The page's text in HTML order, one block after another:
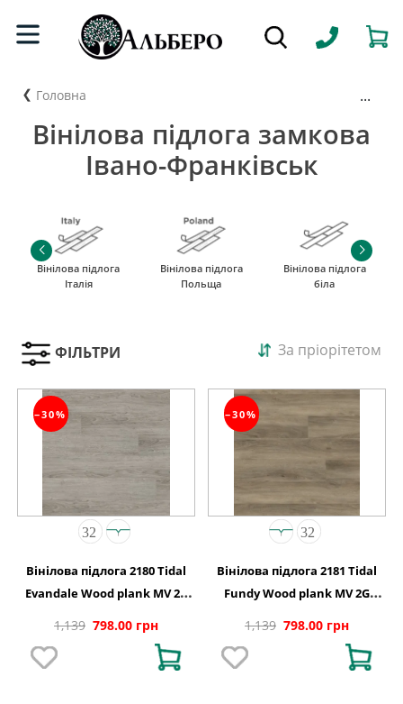
Головна ...
Вінілова підлога замкова
Івано-Франківськ
Вінілова підлога
Італія
Вінілова підлога
Польща
Вінілова підлога
біла
ФІЛЬТРИ За пріорітетом
−30%
Вінілова підлога 2180 Tidal
Evandale Wood plank MV 2G
1,139 798.00 грн
−30%
Вінілова підлога 2181 Tidal
Fundy Wood plank MV 2G
1,139 798.00 грн